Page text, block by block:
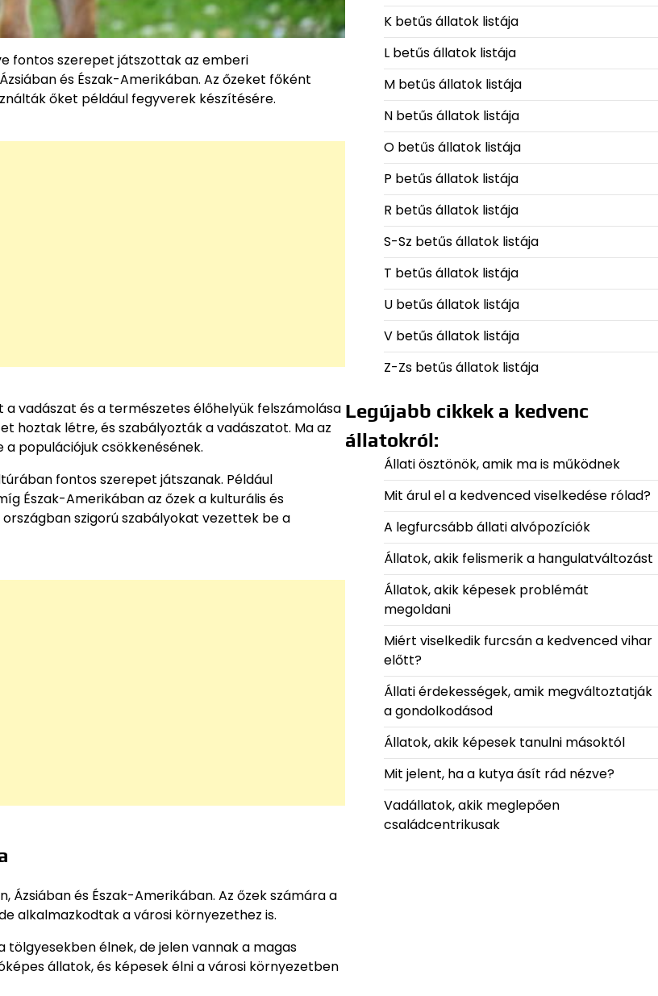
fontos szerepet játszottak az emberi
és Észak-Amerikában. Az őzeket főként
őket például fegyverek készítésére.
vadászat és a természetes élőhelyük felszámolása
hoztak létre, és szabályozták a vadászatot. Ma az
populációjuk csökkenésének.
fontos szerepet játszanak. Például
Észak-Amerikában az őzek a kulturális és
szigorú szabályokat vezettek be a
és Észak-Amerikában. Az őzek számára a
alkalmazkodtak a városi környezethez is.
tölgyesekben élnek, de jelen vannak a magas
állatok, és képesek élni a városi környezetben
K betűs állatok listája
L betűs állatok listája
M betűs állatok listája
N betűs állatok listája
O betűs állatok listája
P betűs állatok listája
R betűs állatok listája
S-Sz betűs állatok listája
T betűs állatok listája
U betűs állatok listája
V betűs állatok listája
Z-Zs betűs állatok listája
Legújabb cikkek a kedvenc
állatokról:
Állati ösztönök, amik ma is működnek
Mit árul el a kedvenced viselkedése rólad?
A legfurcsább állati alvópozíciók
Állatok, akik felismerik a hangulatváltozást
Állatok, akik képesek problémát
megoldani
Miért viselkedik furcsán a kedvenced vihar
előtt?
Állati érdekességek, amik megváltoztatják
a gondolkodásod
Állatok, akik képesek tanulni másoktól
Mit jelent, ha a kutya ásít rád nézve?
Vadállatok, akik meglepően
családcentrikusak